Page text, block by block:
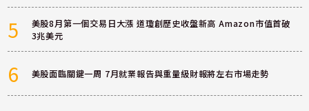
5
美股8月第一個交易日大漲 道瓊創歷史收盤新高 Amazon市值首破
3兆美元
6 美股面臨關鍵一周 7月就業報告與重量級財報將左右市場走勢